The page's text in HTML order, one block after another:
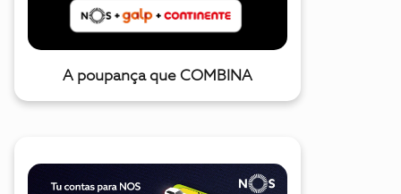
A poupança que COMBINA